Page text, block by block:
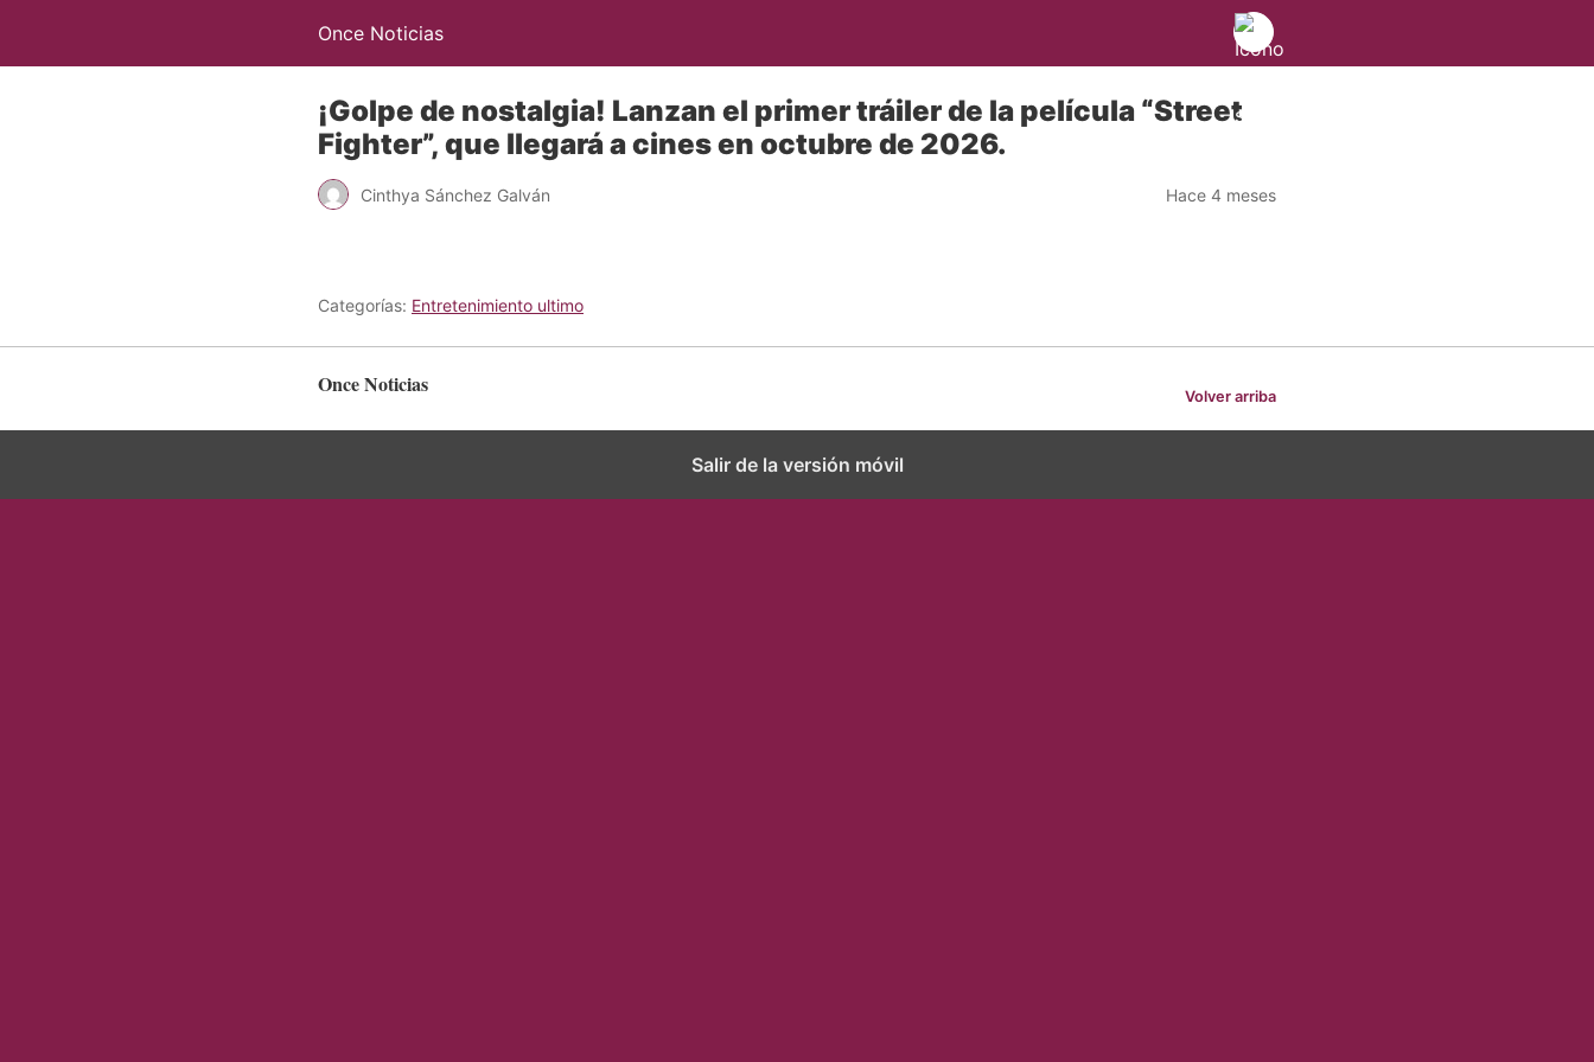
Once Noticias
¡Golpe de nostalgia! Lanzan el primer tráiler de la película “Street
Fighter”, que llegará a cines en octubre de 2026.
Cinthya Sánchez Galván Hace 4 meses
Categorías: Entretenimiento ultimo
Once Noticias Volver arriba
Salir de la versión móvil